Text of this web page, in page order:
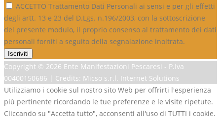
ACCETTO Trattamento Dati Personali ai sensi e per gli effetti
degli artt. 13 e 23 del D.Lgs. n.196/2003, con la sottoscrizione
del presente modulo, il proprio consenso al trattamento dei dati
personali forniti a seguito della segnalazione inoltrata.
Copyright © 2026 Ente Manifestazioni Pescaresi - P.Iva
00400150686 | Credits: Micso s.r.l. Internet Solutions
Utilizziamo i cookie sul nostro sito Web per offrirti l'esperienza
più pertinente ricordando le tue preferenze e le visite ripetute.
Cliccando su "Accetta tutto", acconsenti all'uso di TUTTI i cookie.